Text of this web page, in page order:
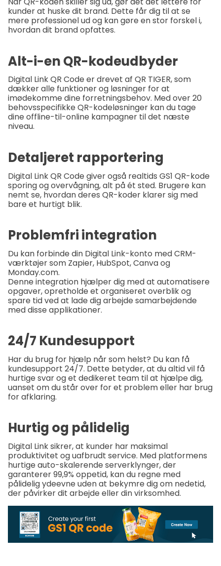
kunder at huske dit brand. Dette får dig til at se
mere professionel ud og kan gøre en stor forskel i,
hvordan dit brand opfattes.
Alt-i-en QR-kodeudbyder
Digital Link QR Code er drevet af QR TIGER, som
dækker alle funktioner og løsninger for at
imødekomme dine forretningsbehov. Med over 20
behovsspecifikke QR-kodeløsninger kan du tage
dine offline-til-online kampagner til det næste
niveau.
Detaljeret rapportering
Digital Link QR Code giver også realtids GS1 QR-kode
sporing og overvågning, alt på ét sted. Brugere kan
nemt se, hvordan deres QR-koder klarer sig med
bare et hurtigt blik.
Problemfri integration
Du kan forbinde din Digital Link-konto med CRM-
værktøjer som Zapier, HubSpot, Canva og
Monday.com.
Denne integration hjælper dig med at automatisere
opgaver, opretholde et organiseret overblik og
spare tid ved at lade dig arbejde samarbejdende
med disse applikationer.
24/7 Kundesupport
Har du brug for hjælp når som helst? Du kan få
kundesupport 24/7. Dette betyder, at du altid vil få
hurtige svar og et dedikeret team til at hjælpe dig,
uanset om du står over for et problem eller har brug
for afklaring.
Hurtig og pålidelig
Digital Link sikrer, at kunder har maksimal
produktivitet og uafbrudt service. Med platformens
hurtige auto-skalerende serverklynger, der
garanterer 99,9% oppetid, kan du regne med
pålidelig ydeevne uden at bekymre dig om nedetid,
der påvirker dit arbejde eller din virksomhed.